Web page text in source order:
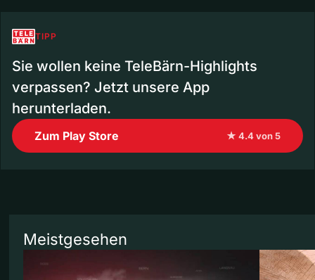
TIPP
Sie wollen keine TeleBärn-Highlights
verpassen? Jetzt unsere App
herunterladen.
Zum Play Store ★ 4.4 von 5
Meistgesehen